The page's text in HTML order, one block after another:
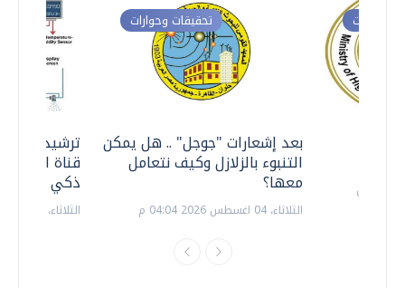
ترشيدا
قناة
ذكي
الثلاثاء، 14 يوليو 2026 06:11 م
تحقيقات وحوارات
بعد إشعارات "جوجل" .. هل يمكن
التنبوء بالزلازل وكيف نتعامل
معها؟
الثلاثاء، 04 اغسطس 2026 04:04 م
وحوارات